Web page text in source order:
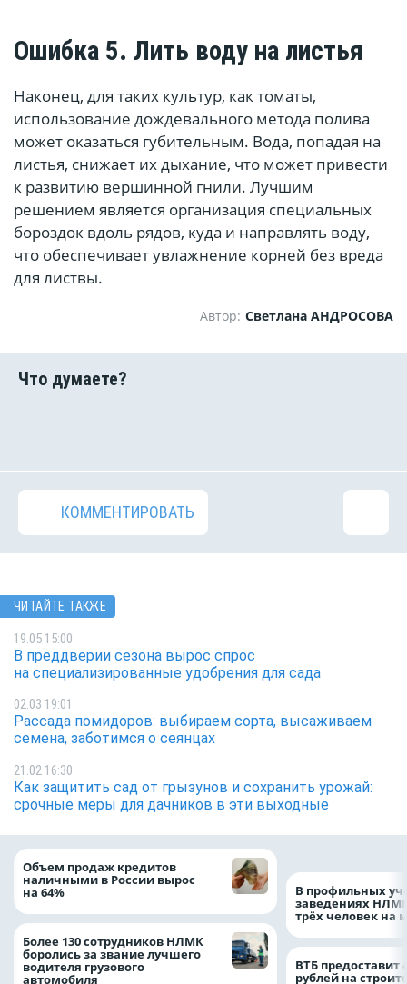
Ошибка 5. Лить воду на листья
Наконец, для таких культур, как томаты,
использование дождевального метода полива
может оказаться губительным. Вода, попадая на
листья, снижает их дыхание, что может привести
к развитию вершинной гнили. Лучшим
решением является организация специальных
бороздок вдоль рядов, куда и направлять воду,
что обеспечивает увлажнение корней без вреда
для листвы.
Автор: Светлана АНДРОСОВА
КОММЕНТИРОВАТЬ
ЧИТАЙТЕ ТАКЖЕ
19.05 15:00
В преддверии сезона вырос спрос
на специализированные удобрения для сада
02.03 19:01
Рассада помидоров: выбираем сорта, высаживаем
семена, заботимся о сеянцах
21.02 16:30
Как защитить сад от грызунов и сохранить урожай:
срочные меры для дачников в эти выходные
Объем продаж кредитов
наличными в России вырос
на 64%
Более 130 сотрудников НЛМК
боролись за звание лучшего
водителя грузового
автомобиля
В профильных
заведениях
трёх человек на
ВТБ предоставит
рублей на